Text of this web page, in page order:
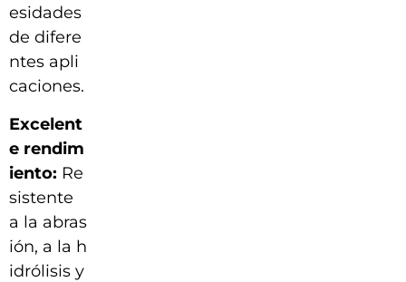
esidades
de difere
ntes apli
caciones.
Excelent
e rendim
iento: Re
sistente
a la abras
ión, a la h
idrólisis y